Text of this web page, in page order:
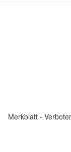
Merkblatt -